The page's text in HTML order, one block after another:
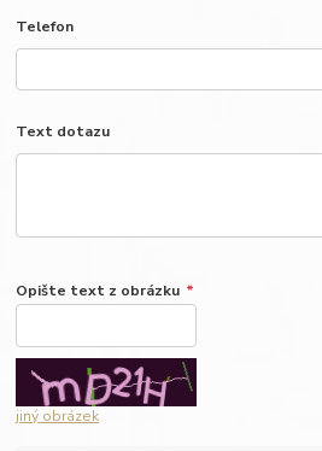
Telefon
Text dotazu
Opište text z obrázku *
jiný obrázek